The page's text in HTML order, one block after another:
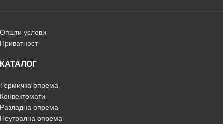
Општи услови
Приватност
КАТАЛОГ
Термичка опрема
Конвектомати
Разладна опрема
Неутрална опрема